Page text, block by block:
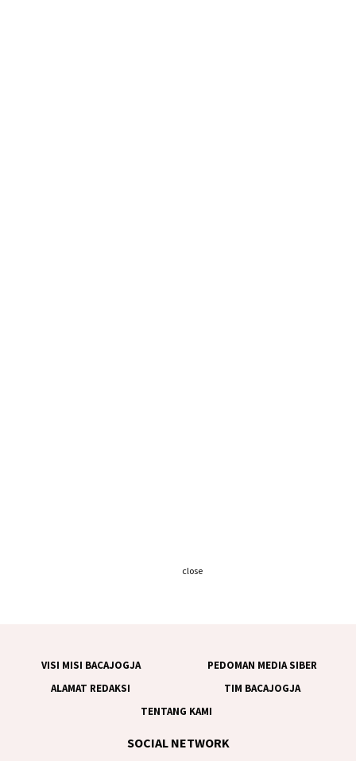
VISI MISI BACAJOGJA
PEDOMAN MEDIA SIBER
ALAMAT REDAKSI
TIM BACAJOGJA
TENTANG KAMI
SOCIAL NETWORK
close